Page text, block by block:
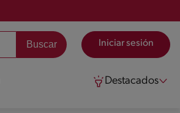
Iniciar sesión
Destacados